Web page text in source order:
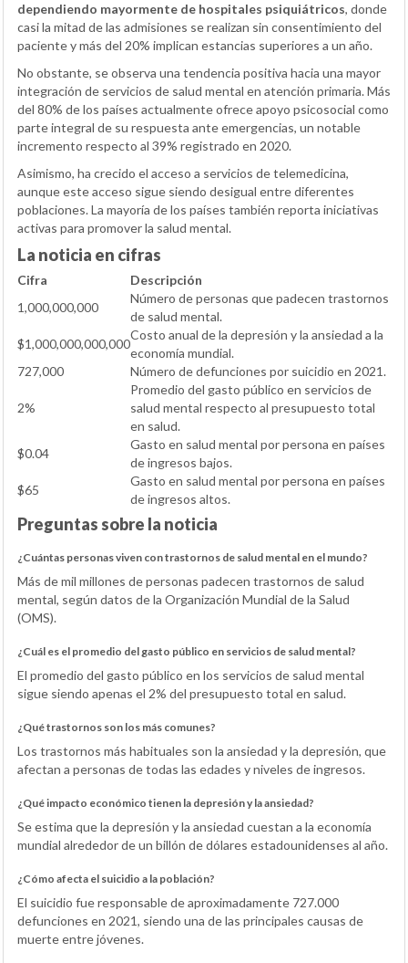
dependiendo mayormente de hospitales psiquiátricos, donde
casi la mitad de las admisiones se realizan sin consentimiento del
paciente y más del 20% implican estancias superiores a un año.
No obstante, se observa una tendencia positiva hacia una mayor
integración de servicios de salud mental en atención primaria. Más
del 80% de los países actualmente ofrece apoyo psicosocial como
parte integral de su respuesta ante emergencias, un notable
incremento respecto al 39% registrado en 2020.
Asimismo, ha crecido el acceso a servicios de telemedicina,
aunque este acceso sigue siendo desigual entre diferentes
poblaciones. La mayoría de los países también reporta iniciativas
activas para promover la salud mental.
La noticia en cifras
Cifra
Descripción
1,000,000,000
Número de personas que padecen trastornos
de salud mental.
$1,000,000,000,000
Costo anual de la depresión y la ansiedad a la
economía mundial.
727,000
Número de defunciones por suicidio en 2021.
2%
Promedio del gasto público en servicios de
salud mental respecto al presupuesto total
en salud.
$0.04
Gasto en salud mental por persona en países
de ingresos bajos.
$65
Gasto en salud mental por persona en países
de ingresos altos.
Preguntas sobre la noticia
¿Cuántas personas viven con trastornos de salud mental en el mundo?
Más de mil millones de personas padecen trastornos de salud
mental, según datos de la Organización Mundial de la Salud
(OMS).
¿Cuál es el promedio del gasto público en servicios de salud mental?
El promedio del gasto público en los servicios de salud mental
sigue siendo apenas el 2% del presupuesto total en salud.
¿Qué trastornos son los más comunes?
Los trastornos más habituales son la ansiedad y la depresión, que
afectan a personas de todas las edades y niveles de ingresos.
¿Qué impacto económico tienen la depresión y la ansiedad?
Se estima que la depresión y la ansiedad cuestan a la economía
mundial alrededor de un billón de dólares estadounidenses al año.
¿Cómo afecta el suicidio a la población?
El suicidio fue responsable de aproximadamente 727.000
defunciones en 2021, siendo una de las principales causas de
muerte entre jóvenes.